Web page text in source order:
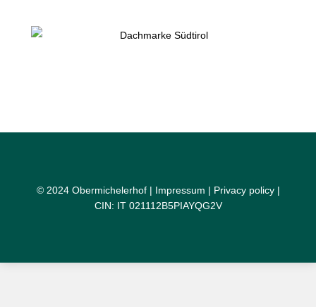
© 2024 Obermichelerhof | Impressum | Privacy policy|
CIN: IT 021112B5PIAYQG2V